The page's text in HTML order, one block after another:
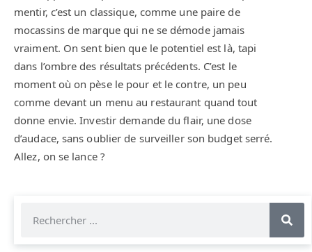
mentir, c’est un classique, comme une paire de
mocassins de marque qui ne se démode jamais
vraiment. On sent bien que le potentiel est là, tapi
dans l’ombre des résultats précédents. C’est le
moment où on pèse le pour et le contre, un peu
comme devant un menu au restaurant quand tout
donne envie. Investir demande du flair, une dose
d’audace, sans oublier de surveiller son budget serré.
Allez, on se lance ?